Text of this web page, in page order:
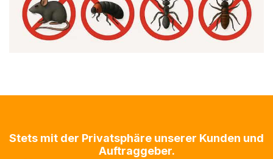
Stets mit der Privatsphäre unserer Kunden und
Auftraggeber.